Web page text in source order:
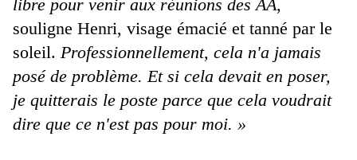
libre pour venir aux réunions des AA,
souligne Henri, visage émacié et tanné par le
soleil. Professionnellement, cela n'a jamais
posé de problème. Et si cela devait en poser,
je quitterais le poste parce que cela voudrait
dire que ce n'est pas pour moi. »